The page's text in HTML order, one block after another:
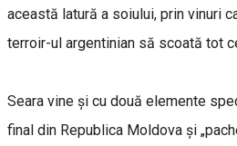
această latură a soiului, prin vinuri
terroir-ul argentinian să scoată tot
Seara vine și cu două elemente
final din Republica Moldova și